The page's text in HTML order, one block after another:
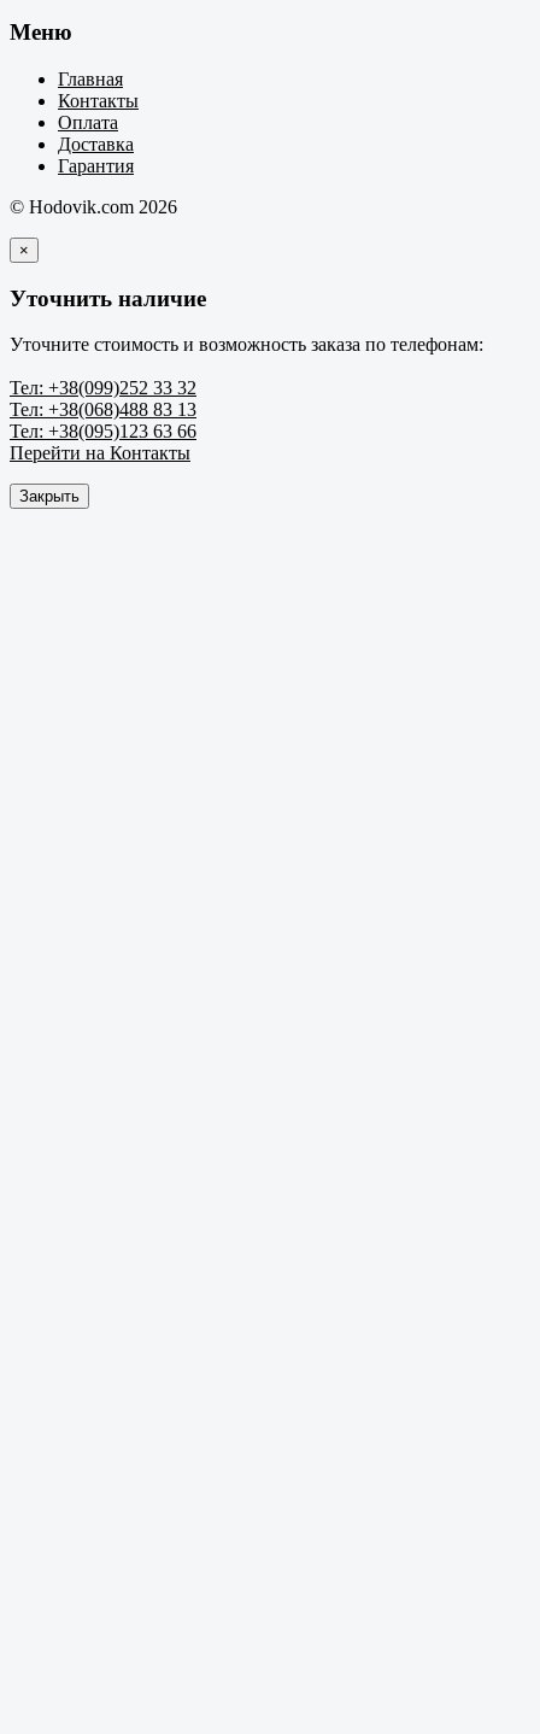
Меню
Главная
Контакты
Оплата
Доставка
Гарантия
© Hodovik.com 2026
×
Уточнить наличие
Уточните стоимость и возможность заказа по телефонам:
Тел: +38(099)252 33 32
Тел: +38(068)488 83 13
Тел: +38(095)123 63 66
Перейти на Контакты
Закрыть